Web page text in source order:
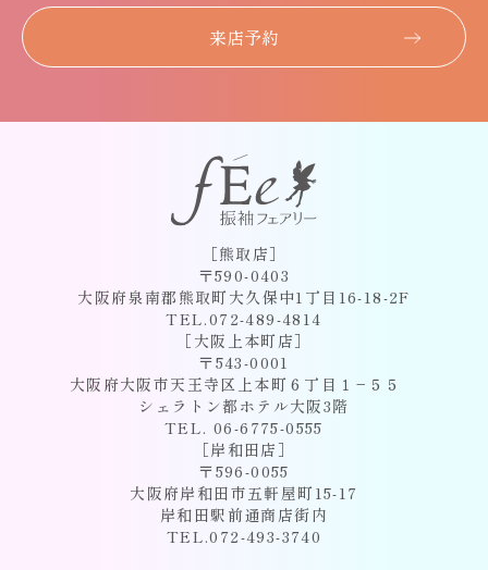
来店予約
［熊取店］
〒590-0403
大阪府泉南郡熊取町大久保中1丁目16-18-2F
TEL.072-489-4814
［大阪上本町店］
〒543-0001
大阪府大阪市天王寺区上本町６丁目１−５５
シェラトン都ホテル大阪3階
TEL. 06-6775-0555
［岸和田店］
〒596-0055
大阪府岸和田市五軒屋町15-17
岸和田駅前通商店街内
TEL.072-493-3740